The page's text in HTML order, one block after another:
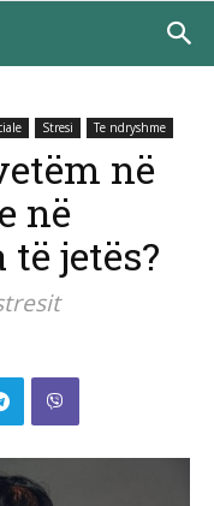
Stresi Te ndryshme
në
në
jetës?